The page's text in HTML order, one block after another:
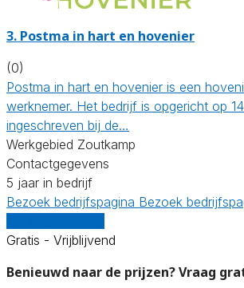
3. Postma in hart en hovenier
(0)
Postma in hart en hovenier is een
werknemer. Het bedrijf is opgericht op
ingeschreven bij de…
Werkgebied Zoutkamp
Contactgegevens
5 jaar in bedrijf
Bezoek bedrijfspagina Bezoek
Gratis - Vrijblijvend
Benieuwd naar de prijzen? Vraag